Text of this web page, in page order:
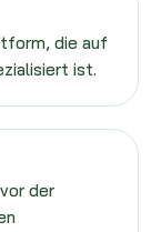
die auf
ist.
der